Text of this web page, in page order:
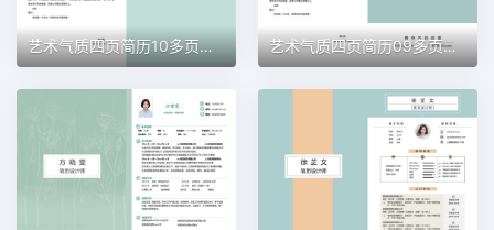
艺术气质四页简历10多页简历word模板 艺术气质四页简历09多页简历word模板